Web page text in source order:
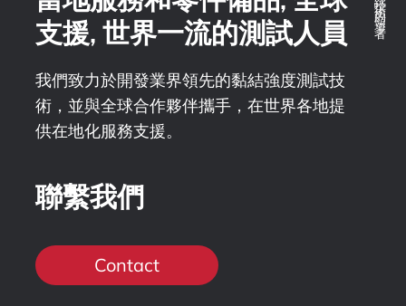
支援, 世界一流的測試人員
我們致力於開發業界領先的黏結強度測試技
術，並與全球合作夥伴攜手，在世界各地提
供在地化服務支援。
聯繫我們
Contact